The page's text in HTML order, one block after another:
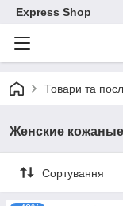
Express Shop
Товари та
Женские
Сортування